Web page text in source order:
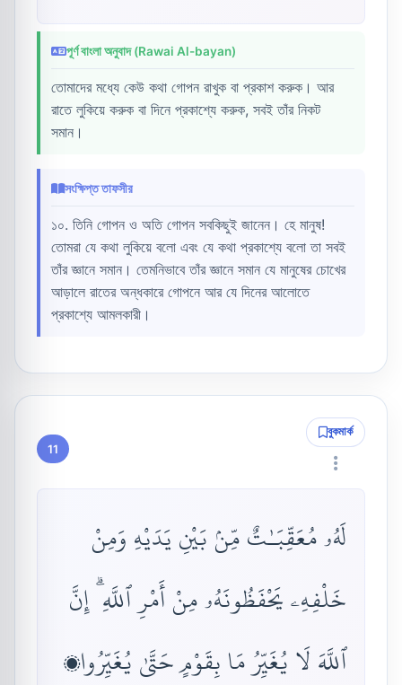
পূর্ণ বাংলা অনুবাদ (Rawai Al-bayan)
তোমাদের মধ্যে কেউ কথা গোপন রাখুক বা প্রকাশ করুক। আর
রাতে লুকিয়ে করুক বা দিনে প্রকাশ্যে করুক, সবই তাঁর নিকট
সমান।
সংক্ষিপ্ত তাফসীর
১০. তিনি গোপন ও অতি গোপন সবকিছুই জানেন। হে মানুষ!
তোমরা যে কথা লুকিয়ে বলো এবং যে কথা প্রকাশ্যে বলো তা সবই
তাঁর জ্ঞানে সমান। তেমনিভাবে তাঁর জ্ঞানে সমান যে মানুষের চোখের
আড়ালে রাতের অন্ধকারে গোপনে আর যে দিনের আলোতে
প্রকাশ্যে আমলকারী।
11
বুকমার্ক
لَهُۥ مُعَقِّبَـٰتٌ مِّنۢ بَيْنِ يَدَيْهِ وَمِنْ
خَلْفِهِۦ يَحْفَظُونَهُۥ مِنْ أَمْرِ ٱللَّهِ ۗ إِنَّ
ٱللَّهَ لَا يُغَيِّرُ مَا بِقَوْمٍ حَتَّىٰ يُغَيِّرُوا۟